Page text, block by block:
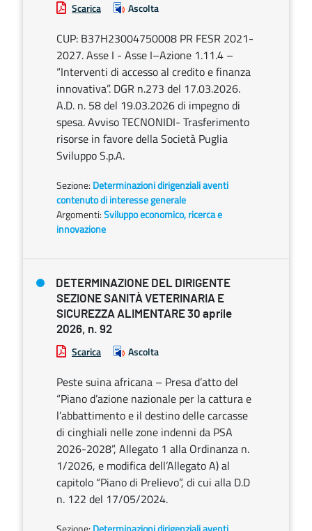
Scarica Ascolta
CUP: B37H23004750008 PR FESR 2021-
2027. Asse I - Asse I–Azione 1.11.4 –
“Interventi di accesso al credito e finanza
innovativa”. DGR n.273 del 17.03.2026.
A.D. n. 58 del 19.03.2026 di impegno di
spesa. Avviso TECNONIDI- Trasferimento
risorse in favore della Società Puglia
Sviluppo S.p.A.
Sezione: Determinazioni dirigenziali aventi
contenuto di interesse generale
Argomenti:Sviluppo economico, ricerca e
innovazione
DETERMINAZIONE DEL DIRIGENTE
SEZIONE SANITÀ VETERINARIA E
SICUREZZA ALIMENTARE 30 aprile
2026, n. 92
Scarica Ascolta
Peste suina africana – Presa d’atto del
“Piano d’azione nazionale per la cattura e
l’abbattimento e il destino delle carcasse
di cinghiali nelle zone indenni da PSA
2026-2028”, Allegato 1 alla Ordinanza n.
1/2026, e modifica dell’Allegato A) al
capitolo “Piano di Prelievo”, di cui alla D.D
n. 122 del 17/05/2024.